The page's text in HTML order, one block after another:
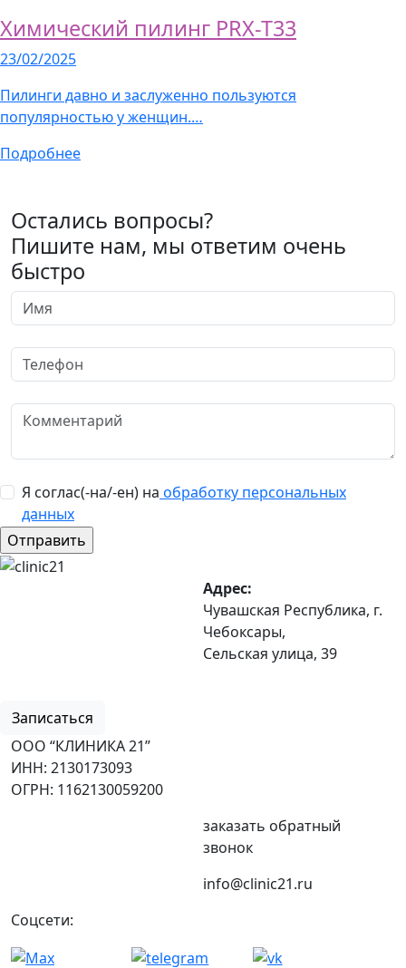
Химический пилинг PRX-T33
23/02/2025
Пилинги давно и заслуженно пользуются
популярностью у женщин.…
Подробнее
Остались вопросы?
Пишите нам, мы ответим очень
быстро
Я соглас(-на/-ен) на обработку персональных
данных
Адрес:
Чувашская Республика, г.
Чебоксары,
Сельская улица, 39
Записаться
ООО “КЛИНИКА 21”
ИНН: 2130173093
ОГРН: 1162130059200
заказать обратный
звонок
info@clinic21.ru
Соцсети: